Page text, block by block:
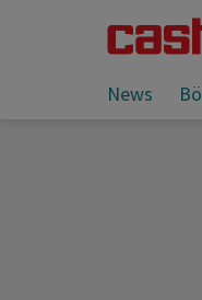
News
Sie lesen: